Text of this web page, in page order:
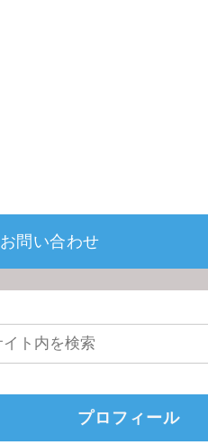
お問い合わせ
プロフィール